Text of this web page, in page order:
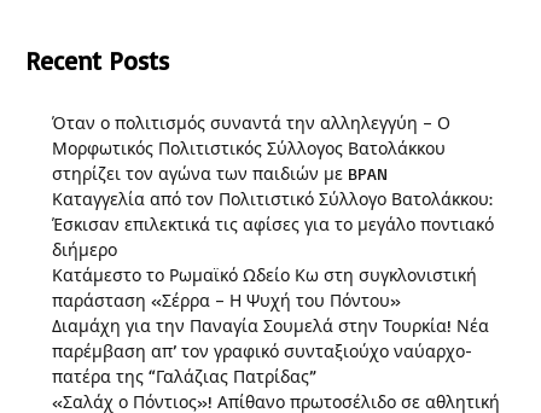
Recent Posts
Όταν ο πολιτισμός συναντά την αλληλεγγύη – Ο
Μορφωτικός Πολιτιστικός Σύλλογος Βατολάκκου
στηρίζει τον αγώνα των παιδιών με BPAN
Καταγγελία από τον Πολιτιστικό Σύλλογο Βατολάκκου:
Έσκισαν επιλεκτικά τις αφίσες για το μεγάλο ποντιακό
διήμερο
Κατάμεστο το Ρωμαϊκό Ωδείο Κω στη συγκλονιστική
παράσταση «Σέρρα – Η Ψυχή του Πόντου»
Διαμάχη για την Παναγία Σουμελά στην Τουρκία! Νέα
παρέμβαση απ’ τον γραφικό συνταξιούχο ναύαρχο-
πατέρα της “Γαλάζιας Πατρίδας”
«Σαλάχ ο Πόντιος»! Απίθανο πρωτοσέλιδο σε αθλητική